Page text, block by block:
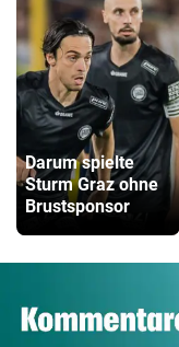
Darum spielte
Sturm Graz ohne
Brustsponsor